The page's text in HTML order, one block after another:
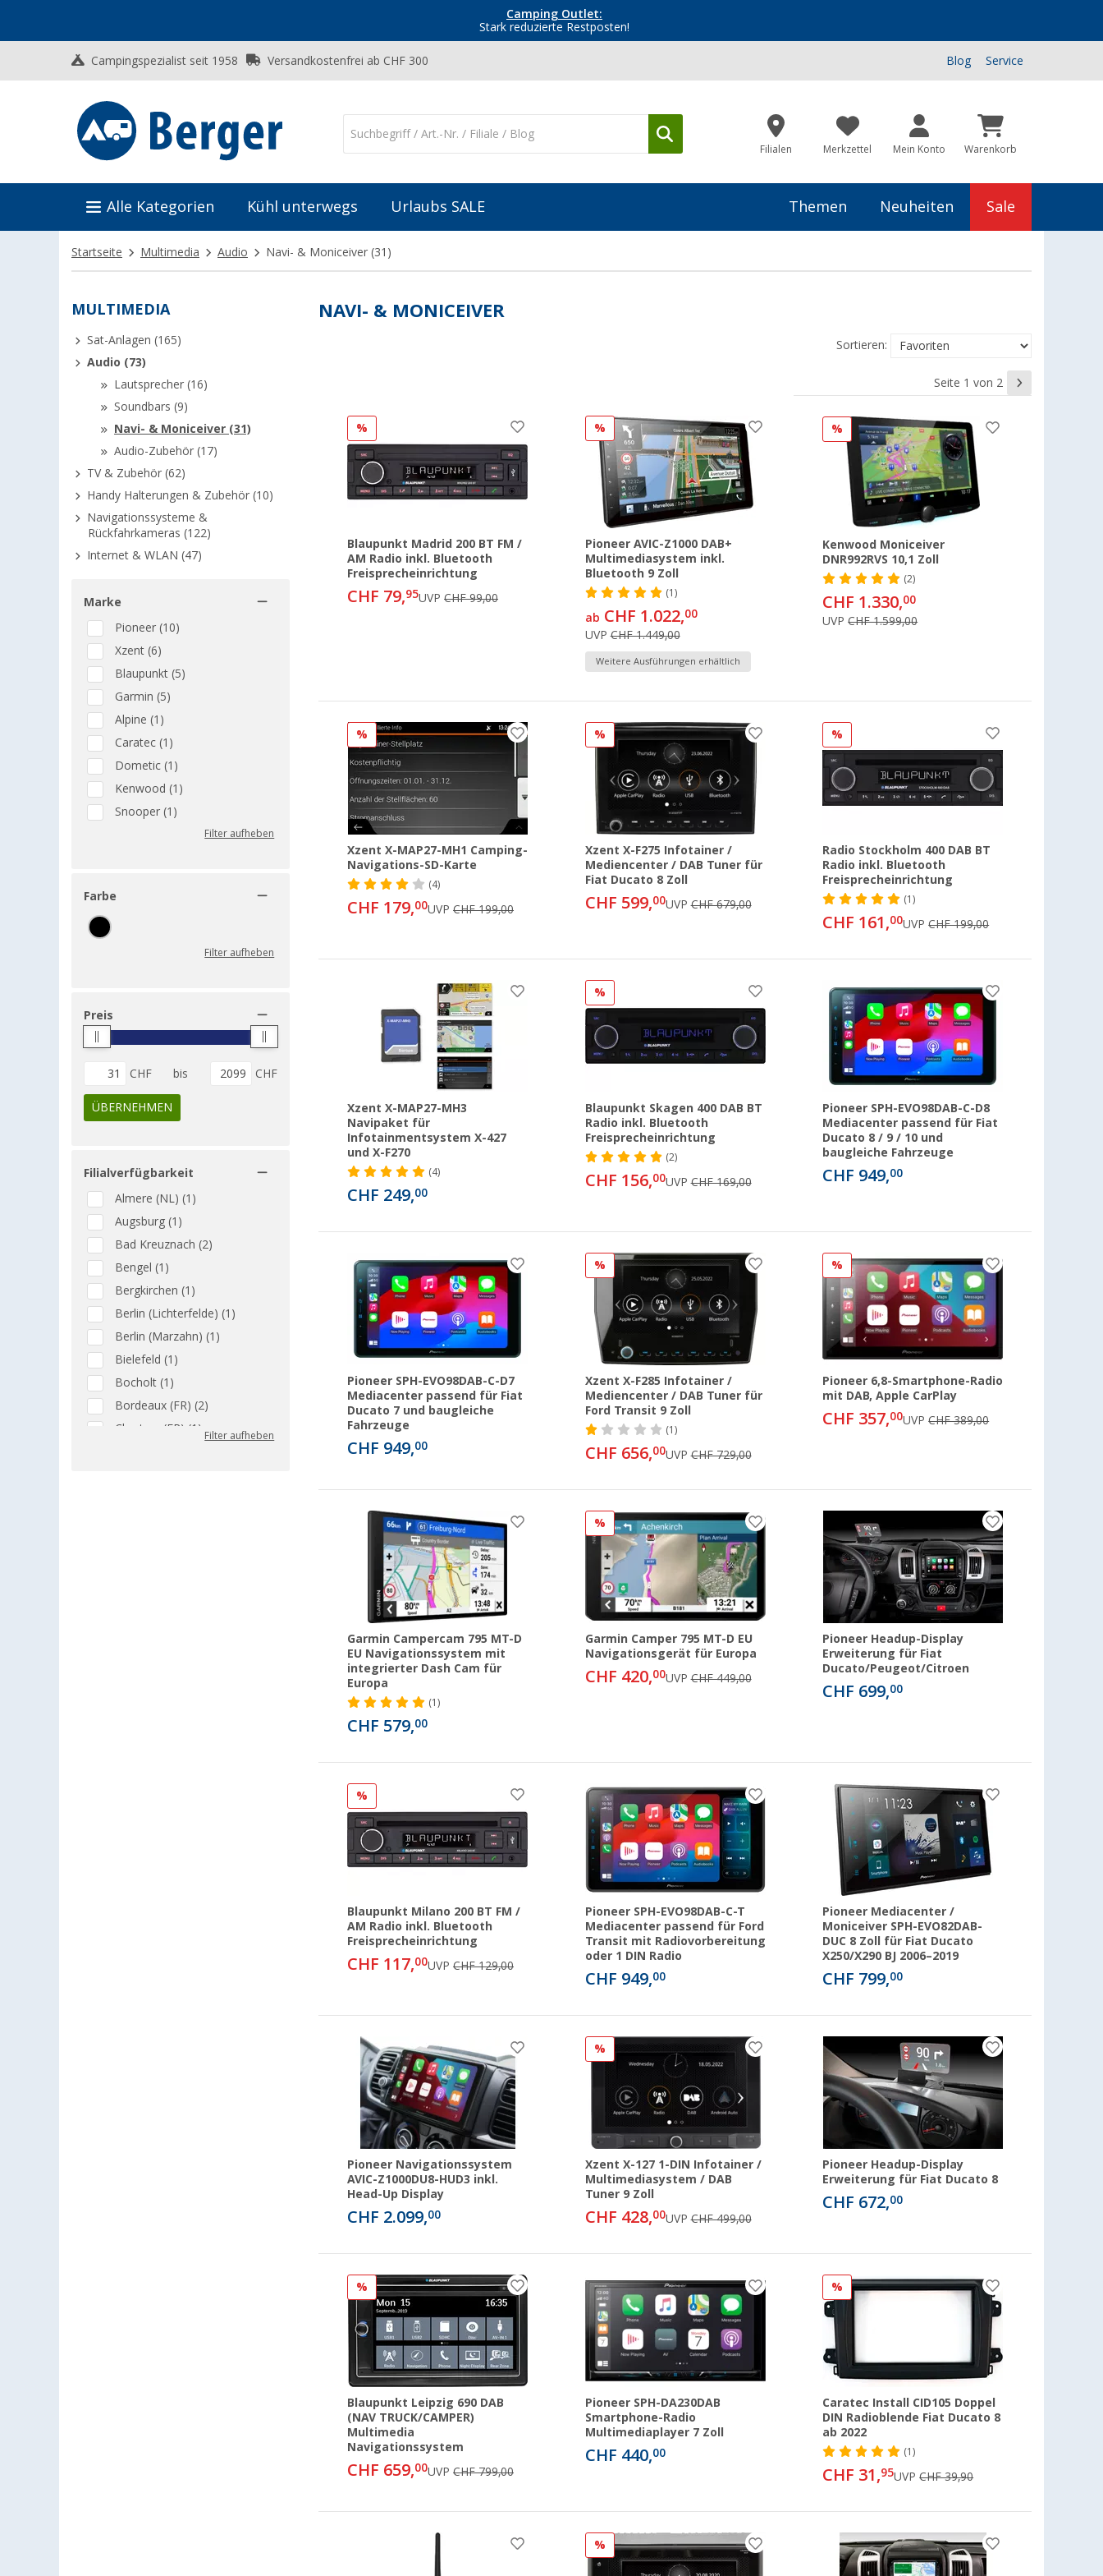
Camping Outlet:
Stark reduzierte Restposten!
Campingspezialist seit 1958 Versandkostenfrei ab CHF 300 Blog Service
Filialen Merkzettel Mein Konto Warenkorb
Alle Kategorien Kühl unterwegs Urlaubs SALE Themen Neuheiten Sale
Startseite Multimedia Audio Navi- & Moniceiver (31)
MULTIMEDIA
Sat-Anlagen (165)
Audio (73)
Lautsprecher (16)
Soundbars (9)
Navi- & Moniceiver (31)
Audio-Zubehör (17)
TV & Zubehör (62)
Handy Halterungen & Zubehör (10)
Navigationssysteme &
Rückfahrkameras (122)
Internet & WLAN (47)
Marke
Pioneer (10)
Xzent (6)
Blaupunkt (5)
Garmin (5)
Alpine (1)
Caratec (1)
Dometic (1)
Kenwood (1)
Snooper (1)
Filter aufheben
Farbe
Filter aufheben
Preis
CHF bis CHF
ÜBERNEHMEN
Filialverfügbarkeit
Almere (NL) (1)
Augsburg (1)
Bad Kreuznach (2)
Bengel (1)
Bergkirchen (1)
Berlin (Lichterfelde) (1)
Berlin (Marzahn) (1)
Bielefeld (1)
Bocholt (1)
Bordeaux (FR) (2)
Chartres (FR) (1)
Filter aufheben
NAVI- & MONICEIVER
Sortieren:
Seite 1 von 2
%
Blaupunkt Madrid 200 BT FM /
AM Radio inkl. Bluetooth
Freisprecheinrichtung
CHF 79,95UVPCHF 99,00
%
Pioneer AVIC-Z1000 DAB+
Multimediasystem inkl.
Bluetooth 9 Zoll
(1)
ab CHF 1.022,00
UVPCHF 1.449,00
Weitere Ausführungen erhältlich
%
Kenwood Moniceiver
DNR992RVS 10,1 Zoll
(2)
CHF 1.330,00
UVPCHF 1.599,00
%
Xzent X-MAP27-MH1 Camping-
Navigations-SD-Karte
(4)
CHF 179,00UVPCHF 199,00
%
Xzent X-F275 Infotainer /
Mediencenter / DAB Tuner für
Fiat Ducato 8 Zoll
CHF 599,00UVPCHF 679,00
%
Radio Stockholm 400 DAB BT
Radio inkl. Bluetooth
Freisprecheinrichtung
(1)
CHF 161,00UVPCHF 199,00
Xzent X-MAP27-MH3
Navipaket für
Infotainmentsystem X-427
und X-F270
(4)
CHF 249,00
%
Blaupunkt Skagen 400 DAB BT
Radio inkl. Bluetooth
Freisprecheinrichtung
(2)
CHF 156,00UVPCHF 169,00
Pioneer SPH-EVO98DAB-C-D8
Mediacenter passend für Fiat
Ducato 8 / 9 / 10 und
baugleiche Fahrzeuge
CHF 949,00
Pioneer SPH-EVO98DAB-C-D7
Mediacenter passend für Fiat
Ducato 7 und baugleiche
Fahrzeuge
CHF 949,00
%
Xzent X-F285 Infotainer /
Mediencenter / DAB Tuner für
Ford Transit 9 Zoll
(1)
CHF 656,00UVPCHF 729,00
%
Pioneer 6,8-Smartphone-Radio
mit DAB, Apple CarPlay
CHF 357,00UVPCHF 389,00
Garmin Campercam 795 MT-D
EU Navigationssystem mit
integrierter Dash Cam für
Europa
(1)
CHF 579,00
%
Garmin Camper 795 MT-D EU
Navigationsgerät für Europa
CHF 420,00UVPCHF 449,00
Pioneer Headup-Display
Erweiterung für Fiat
Ducato/Peugeot/Citroen
CHF 699,00
%
Blaupunkt Milano 200 BT FM /
AM Radio inkl. Bluetooth
Freisprecheinrichtung
CHF 117,00UVPCHF 129,00
Pioneer SPH-EVO98DAB-C-T
Mediacenter passend für Ford
Transit mit Radiovorbereitung
oder 1 DIN Radio
CHF 949,00
Pioneer Mediacenter /
Moniceiver SPH-EVO82DAB-
DUC 8 Zoll für Fiat Ducato
X250/X290 BJ 2006–2019
CHF 799,00
Pioneer Navigationssystem
AVIC-Z1000DU8-HUD3 inkl.
Head-Up Display
CHF 2.099,00
%
Xzent X-127 1-DIN Infotainer /
Multimediasystem / DAB
Tuner 9 Zoll
CHF 428,00UVPCHF 499,00
Pioneer Headup-Display
Erweiterung für Fiat Ducato 8
CHF 672,00
%
Blaupunkt Leipzig 690 DAB
(NAV TRUCK/CAMPER)
Multimedia
Navigationssystem
CHF 659,00UVPCHF 799,00
Pioneer SPH-DA230DAB
Smartphone-Radio
Multimediaplayer 7 Zoll
CHF 440,00
%
Caratec Install CID105 Doppel
DIN Radioblende Fiat Ducato 8
ab 2022
(1)
CHF 31,95UVPCHF 39,90
%